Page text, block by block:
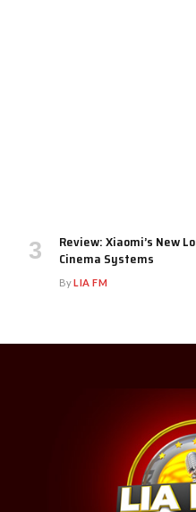
Review: Xiaomi’s New
Cinema Systems
ByLIA FM